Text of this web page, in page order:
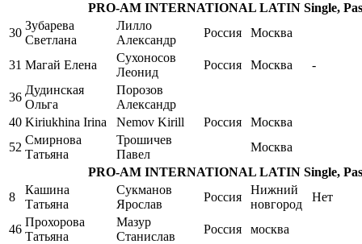
PRO-AM INTERNATIONAL LATIN Single,
30
Зубарева
Светлана
Лилло
Александр
Россия Москва
31 Магай Елена
Сухоносов
Леонид
Россия Москва -
36
Дудинская
Ольга
Порозов
Александр
40 Kiriukhina Irina Nemov Kirill Россия
Москва
52
Смирнова
Татьяна
Трошичев
Павел
Москва
PRO-AM INTERNATIONAL LATIN Single,
8
Кашина
Татьяна
Сукманов
Ярослав
Россия
Нижний
новгород
Нет
46
Прохорова
Татьяна
Мазур
Станислав
Россия
москва